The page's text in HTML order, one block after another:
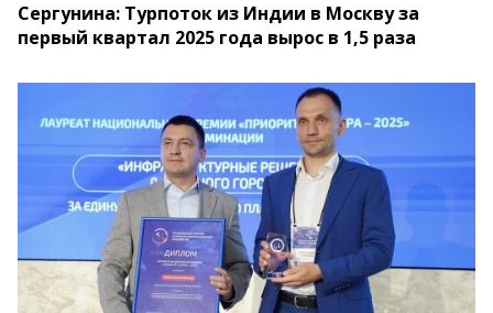
Сергунина: Турпоток из Индии в Москву за
первый квартал 2025 года вырос в 1,5 раза